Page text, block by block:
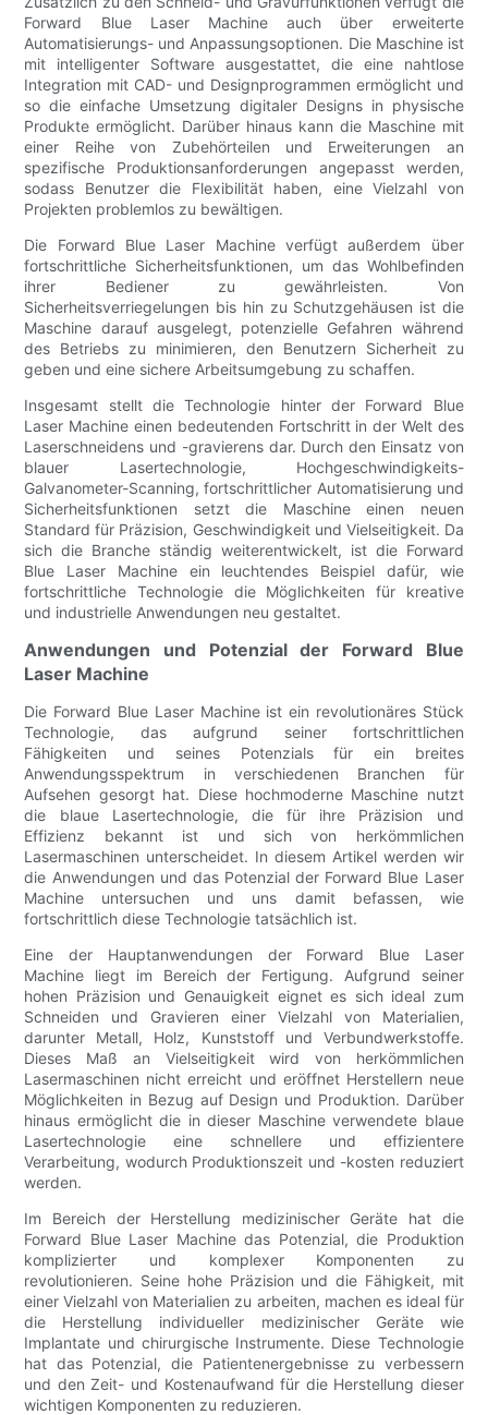
Forward Blue Laser Machine auch über erweiterte
Automatisierungs- und Anpassungsoptionen. Die Maschine ist
mit intelligenter Software ausgestattet, die eine nahtlose
Integration mit CAD- und Designprogrammen ermöglicht und
so die einfache Umsetzung digitaler Designs in physische
Produkte ermöglicht. Darüber hinaus kann die Maschine mit
einer Reihe von Zubehörteilen und Erweiterungen an
spezifische Produktionsanforderungen angepasst werden,
sodass Benutzer die Flexibilität haben, eine Vielzahl von
Projekten problemlos zu bewältigen.
Die Forward Blue Laser Machine verfügt außerdem über
fortschrittliche Sicherheitsfunktionen, um das Wohlbefinden
ihrer Bediener zu gewährleisten. Von
Sicherheitsverriegelungen bis hin zu Schutzgehäusen ist die
Maschine darauf ausgelegt, potenzielle Gefahren während
des Betriebs zu minimieren, den Benutzern Sicherheit zu
geben und eine sichere Arbeitsumgebung zu schaffen.
Insgesamt stellt die Technologie hinter der Forward Blue
Laser Machine einen bedeutenden Fortschritt in der Welt des
Laserschneidens und -gravierens dar. Durch den Einsatz von
blauer Lasertechnologie, Hochgeschwindigkeits-
Galvanometer-Scanning, fortschrittlicher Automatisierung und
Sicherheitsfunktionen setzt die Maschine einen neuen
Standard für Präzision, Geschwindigkeit und Vielseitigkeit. Da
sich die Branche ständig weiterentwickelt, ist die Forward
Blue Laser Machine ein leuchtendes Beispiel dafür, wie
fortschrittliche Technologie die Möglichkeiten für kreative
und industrielle Anwendungen neu gestaltet.
Anwendungen und Potenzial der Forward Blue
Laser Machine
Die Forward Blue Laser Machine ist ein revolutionäres Stück
Technologie, das aufgrund seiner fortschrittlichen
Fähigkeiten und seines Potenzials für ein breites
Anwendungsspektrum in verschiedenen Branchen für
Aufsehen gesorgt hat. Diese hochmoderne Maschine nutzt
die blaue Lasertechnologie, die für ihre Präzision und
Effizienz bekannt ist und sich von herkömmlichen
Lasermaschinen unterscheidet. In diesem Artikel werden wir
die Anwendungen und das Potenzial der Forward Blue Laser
Machine untersuchen und uns damit befassen, wie
fortschrittlich diese Technologie tatsächlich ist.
Eine der Hauptanwendungen der Forward Blue Laser
Machine liegt im Bereich der Fertigung. Aufgrund seiner
hohen Präzision und Genauigkeit eignet es sich ideal zum
Schneiden und Gravieren einer Vielzahl von Materialien,
darunter Metall, Holz, Kunststoff und Verbundwerkstoffe.
Dieses Maß an Vielseitigkeit wird von herkömmlichen
Lasermaschinen nicht erreicht und eröffnet Herstellern neue
Möglichkeiten in Bezug auf Design und Produktion. Darüber
hinaus ermöglicht die in dieser Maschine verwendete blaue
Lasertechnologie eine schnellere und effizientere
Verarbeitung, wodurch Produktionszeit und -kosten reduziert
werden.
Im Bereich der Herstellung medizinischer Geräte hat die
Forward Blue Laser Machine das Potenzial, die Produktion
komplizierter und komplexer Komponenten zu
revolutionieren. Seine hohe Präzision und die Fähigkeit, mit
einer Vielzahl von Materialien zu arbeiten, machen es ideal für
die Herstellung individueller medizinischer Geräte wie
Implantate und chirurgische Instrumente. Diese Technologie
hat das Potenzial, die Patientenergebnisse zu verbessern
und den Zeit- und Kostenaufwand für die Herstellung dieser
wichtigen Komponenten zu reduzieren.